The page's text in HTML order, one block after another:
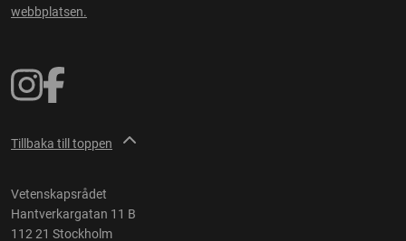
webbplatsen.
Tillbaka till toppen
Vetenskapsrådet
Hantverkargatan 11 B
112 21 Stockholm